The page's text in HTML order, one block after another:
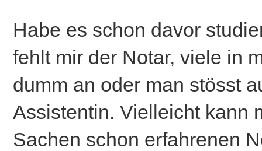
Habe es schon davor
fehlt mir der Notar, viele in
dumm an oder man stösst
Assistentin. Vielleicht kann
Sachen schon erfahrenen